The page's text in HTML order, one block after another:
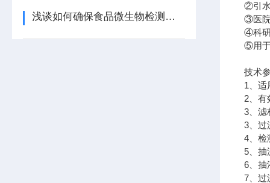
浅谈如何确保食品微生物检测工作的质量
②引水
③医院
④科研
⑤用
技术
1、
2、有
3、滤
3、过
4、检
5、抽
6、抽
7、过